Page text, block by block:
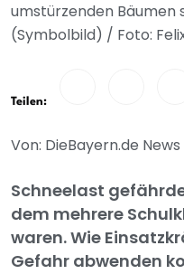
umstürzenden Bäumen
(Symbolbild) / Foto:
Teilen:
Von: DieBayern.de News
Schneelast
dem mehrere
waren. Wie
Gefahr abwenden